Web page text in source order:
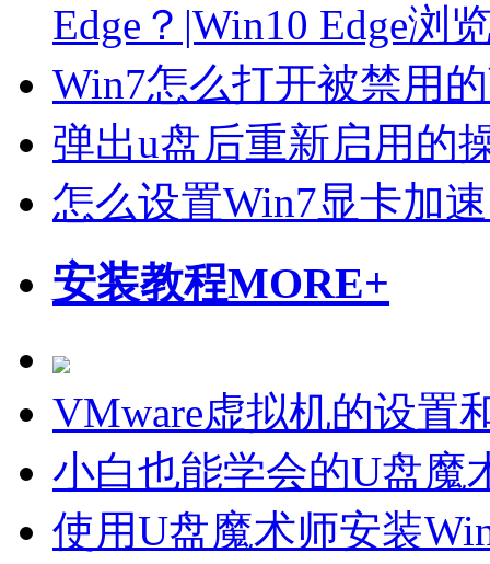
Edge？|Win10 Edge浏
Win7怎么打开被禁用
弹出u盘后重新启用的
怎么设置Win7显卡加
安装教程MORE+
VMware虚拟机的设置
小白也能学会的U盘魔
使用U盘魔术师安装